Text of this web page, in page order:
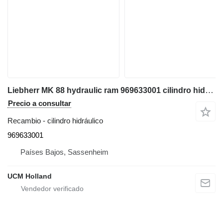
Liebherr MK 88 hydraulic ram 969633001 cilindro hidráulico para grúa móvil
Precio a consultar
Recambio - cilindro hidráulico
969633001
Países Bajos, Sassenheim
UCM Holland